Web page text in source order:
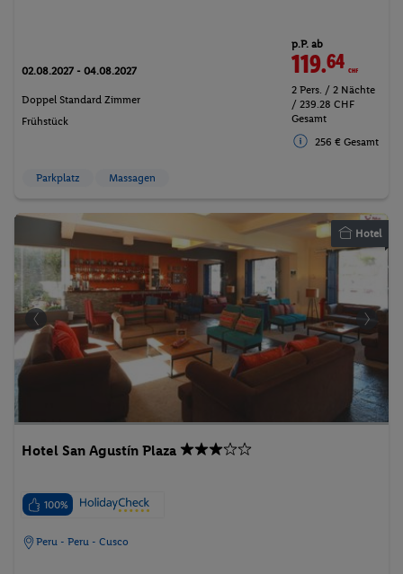
02.08.2027 - 04.08.2027
Doppel Standard Zimmer
Frühstück
p.P. ab
119.64CHF
2 Pers. / 2 Nächte
/ 239.28 CHF
Gesamt
256 € Gesamt
Parkplatz Massagen
Hotel
Hotel San Agustín Plaza
100%
Peru - Peru - Cusco